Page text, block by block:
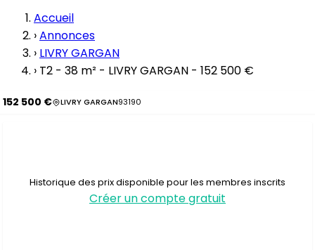
Accueil
›Annonces
› LIVRY GARGAN
› T2 - 38 m² - LIVRY GARGAN - 152 500 €
152 500 € LIVRY GARGAN93190
Historique des prix disponible pour les membres inscrits
Créer un compte gratuit